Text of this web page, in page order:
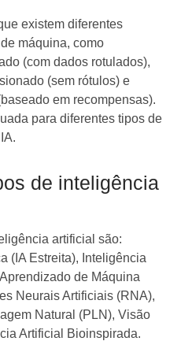
existem diferentes
máquina, como
(com dados rotulados),
(sem rótulos) e
em recompensas).
para diferentes tipos de
de inteligência
artificial são:
(IA Estreita), Inteligência
de Máquina
Neurais Artificiais (RNA),
Natural (PLN), Visão
Artificial Bioinspirada.